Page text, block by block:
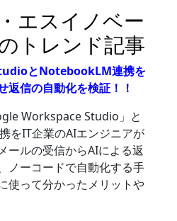
エスイノベー
トレンド記事
とNotebookLM連携を
返信の自動化を検証！！
Workspace Studio」と
をIT企業のAIエンジニアが
ールの受信からAIによる返
ノーコードで自動化する手
使って分かったメリットや